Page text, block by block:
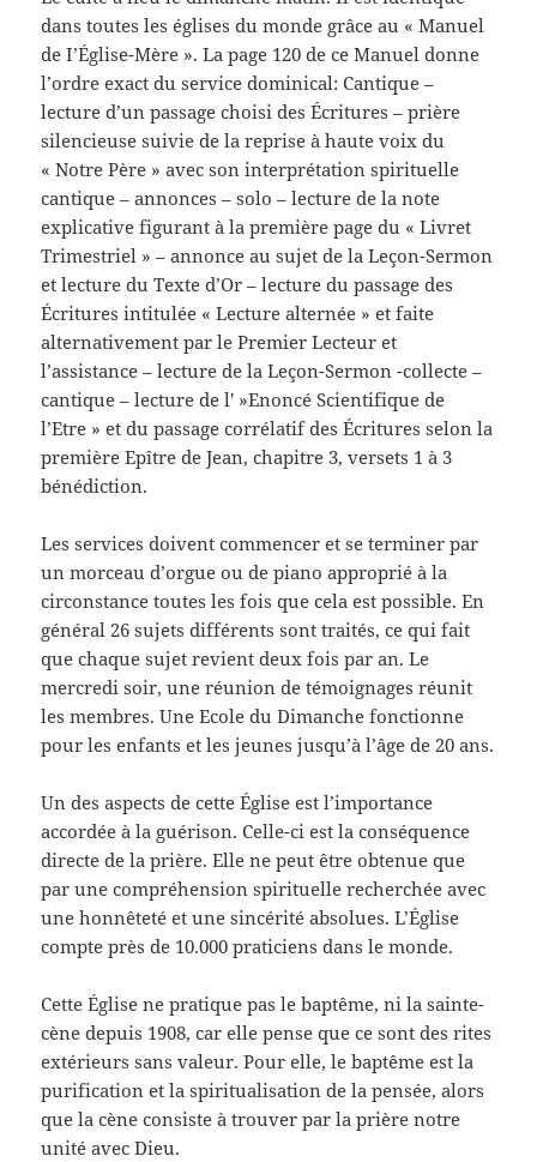
dans toutes les églises du monde grâce au « Manuel
de I’Église-Mère ». La page 120 de ce Manuel donne
l’ordre exact du service dominical: Cantique –
lecture d’un passage choisi des Écritures – prière
silencieuse suivie de la reprise à haute voix du
« Notre Père » avec son interprétation spirituelle
cantique – annonces – solo – lecture de la note
explicative figurant à la première page du « Livret
Trimestriel » – annonce au sujet de la Leçon-Sermon
et lecture du Texte d’Or – lecture du passage des
Écritures intitulée « Lecture alternée » et faite
alternativement par le Premier Lecteur et
l’assistance – lecture de la Leçon-Sermon -collecte –
cantique – lecture de l' »Enoncé Scientifique de
l’Etre » et du passage corrélatif des Écritures selon la
première Epître de Jean, chapitre 3, versets 1 à 3
bénédiction.
Les services doivent commencer et se terminer par
un morceau d’orgue ou de piano approprié à la
circonstance toutes les fois que cela est possible. En
général 26 sujets différents sont traités, ce qui fait
que chaque sujet revient deux fois par an. Le
mercredi soir, une réunion de témoignages réunit
les membres. Une Ecole du Dimanche fonctionne
pour les enfants et les jeunes jusqu’à l’âge de 20 ans.
Un des aspects de cette Église est l’importance
accordée à la guérison. Celle-ci est la conséquence
directe de la prière. Elle ne peut être obtenue que
par une compréhension spirituelle recherchée avec
une honnêteté et une sincérité absolues. L’Église
compte près de 10.000 praticiens dans le monde.
Cette Église ne pratique pas le baptême, ni la sainte-
cène depuis 1908, car elle pense que ce sont des rites
extérieurs sans valeur. Pour elle, le baptême est la
purification et la spiritualisation de la pensée, alors
que la cène consiste à trouver par la prière notre
unité avec Dieu.